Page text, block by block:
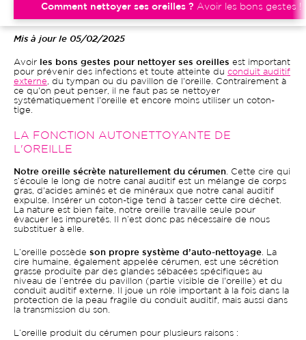
Comment nettoyer ses oreilles ? Avoir les bons gestes !
Mis à jour le 05/02/2025
Avoir les bons gestes pour nettoyer ses oreilles est important
pour prévenir des infections et toute atteinte du conduit auditif
externe , du tympan ou du pavillon de l'oreille. Contrairement à
ce qu'on peut penser, il ne faut pas se nettoyer
systématiquement l'oreille et encore moins utiliser un coton-
tige.
LA FONCTION AUTONETTOYANTE DE
L'OREILLE
Notre oreille sécrète naturellement du cérumen . Cette cire qui
s’écoule le long de notre canal auditif est un mélange de corps
gras, d'acides aminés et de minéraux que notre canal auditif
expulse. Insérer un coton-tige tend à tasser cette cire déchet.
La nature est bien faite, notre oreille travaille seule pour
évacuer les impuretés. Il n’est donc pas nécessaire de nous
substituer à elle.
L’oreille possède son propre système d’auto-nettoyage . La
cire humaine, également appelée cérumen, est une sécrétion
grasse produite par des glandes sébacées spécifiques au
niveau de l’entrée du pavillon (partie visible de l'oreille) et du
conduit auditif externe. Il joue un rôle important à la fois dans la
protection de la peau fragile du conduit auditif, mais aussi dans
la transmission du son.
L’oreille produit du cérumen pour plusieurs raisons :